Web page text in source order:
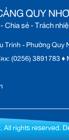
QUY
sẻ - Trách
- Phường Quy
(0256) 3891783 ♦
rights reserved.